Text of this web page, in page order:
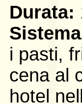
Durata:
i pasti,
cena al
hotel